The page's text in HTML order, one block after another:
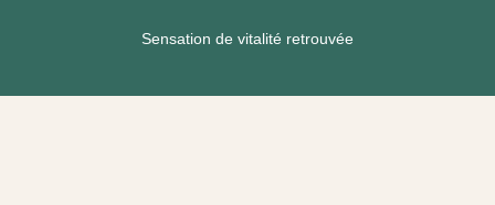
Sensation de vitalité retrouvée